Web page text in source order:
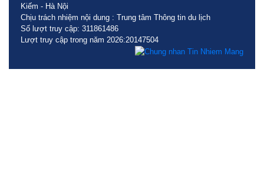
Kiếm - Hà Nội
Chịu trách nhiệm nội dung : Trung tâm Thông tin du lịch
Số lượt truy cập: 311861486
Lượt truy cập trong năm 2026:20147504